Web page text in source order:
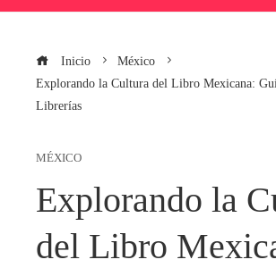
Inicio
México
Explorando la Cultura del Libro Mexicana:
Librerías
MÉXICO
Explorando la
del Libro